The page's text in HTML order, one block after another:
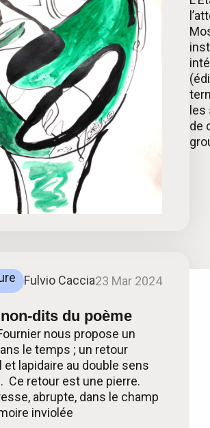
les
de
Fulvio Caccia23 Mar 2024
dits du poème
nous propose un
le temps ; un retour
lapidaire au double sens
Ce retour est une pierre.
abrupte, dans le champ
inviolée